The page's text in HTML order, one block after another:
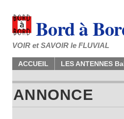
Bord à
VOIR et SAVOIR le FLUVIAL
ACCUEIL LES ANTENNES
ANNONCE